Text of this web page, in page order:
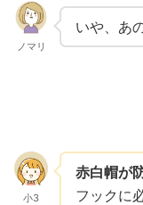
ノマリ
いや、あ
小3
赤白帽が
フックに